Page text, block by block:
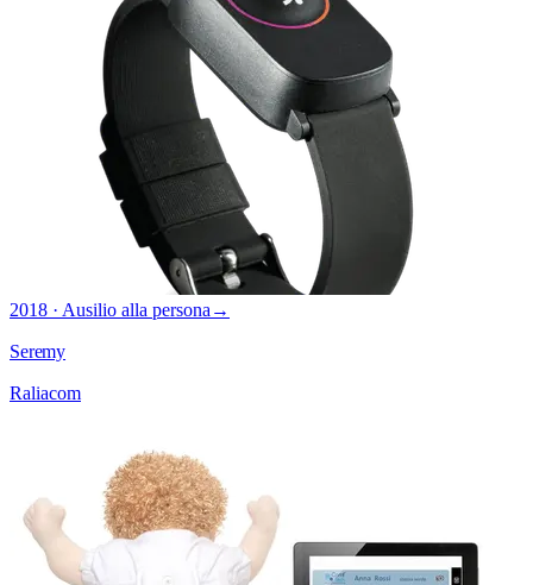
2018 · Ausilio alla persona →
Seremy
Raliacom